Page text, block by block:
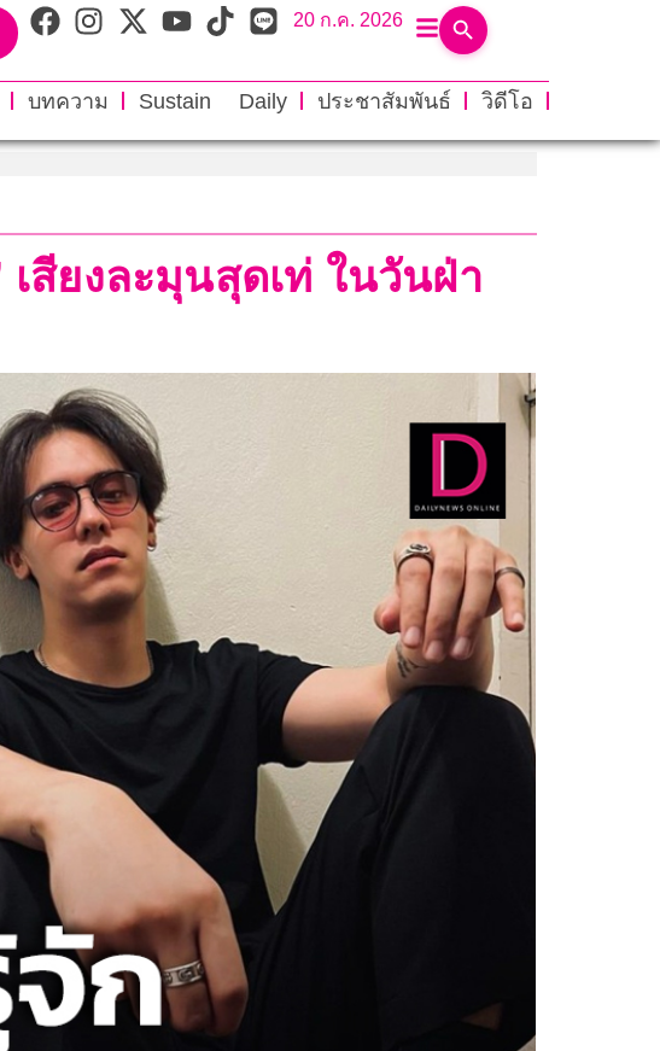
20 ก.ค. 2026
บทความ Sustain Daily ประชาสัมพันธ์
วิดีโอ
สียงละมุนสุดเท่ ในวันฝ่า